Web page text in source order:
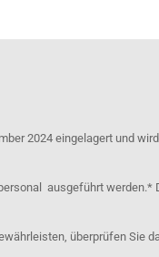
2024 eingelagert und
ausgeführt werden.*
überprüfen Sie